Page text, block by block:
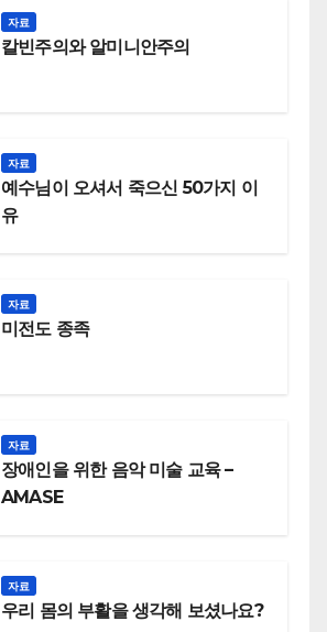
자료
칼빈주의와 알미니안주의
자료
예수님이 오셔서 죽으신 50가지 이
유
자료
미전도 종족
자료
장애인을 위한 음악 미술 교육 –
AMASE
자료
우리 몸의 부활을 생각해 보셨나요?